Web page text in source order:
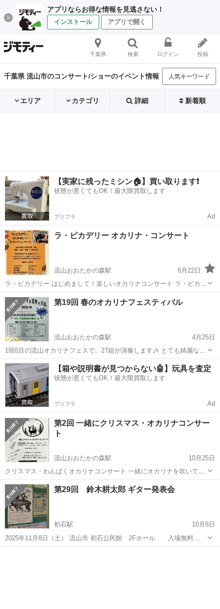
アプリならお得な情報を見逃さない！
インストール アプリで開く
千葉県 検索 ログイン 投稿
千葉県 流山市のコンサート/ショーのイベント情報 人気キーワード
エリア カテゴリ 詳細 新着順
【実家に残ったミシン🏠】買い取ります❗️
状態が悪くてもOK！最大限買取します
プリフラ Ad
ラ・ピカデリー オカリナ・コンサート
流山おおたかの森駅
6月22日
ラ・ピカデリー はじめまして！楽しいオカリナコンサート ラ・ピカデ
リーならではの選曲、アレンジでお届けします オカリナ奏者の 山田恭
弘がデュオとソロとアンサンブルで演奏します 日時： 2026年10月25
日(日) 開場...
千葉 流山市 流山おおたかの森駅
オカリナ
第19回 春のオカリナフェスティバル
流山おおたかの森駅
4月25日
19回目の流山オカリナフェスで、27組が演奏します🎶 とても綺麗なホ
ールで居心地が良く、色々な曲が奏でられて楽しいです！ 日時：
2026年4月30日（木） 開場：12時 開演：12時30分 会場： スターツお
おたかの森...
千葉 流山市 流山おおたかの森駅 コンサート/ショー
オカリナ
【箱や説明書が見つからない🤖】玩具を査定
状態が悪くてもOK！最大限買取します
プリフラ Ad
第2回 一緒にクリスマス・オカリナコンサー
ト
流山おおたかの森駅
10月25日
クリスマス・わんぱくオカリナコンサート 一緒にオカリナを吹いて楽
しく過ごすコンサートです ①オカリナを演奏する参加者として！ ②演
奏を聴いてコンサートを楽しむ観客として！ オカリナと譜面台をお持
ちいただき、クリ...
千葉 流山市 流山おおたかの森駅 コンサート/ショー
オカリナ
第29回 鈴木耕太郎 ギター発表会
初石駅
10月6日
2025年11月8日（土） 流山市 初石公民館 2Fホール 入場無料
（東武野田線 初石駅 下車 徒歩７分 ＊駐車場有ります） 【開 場】